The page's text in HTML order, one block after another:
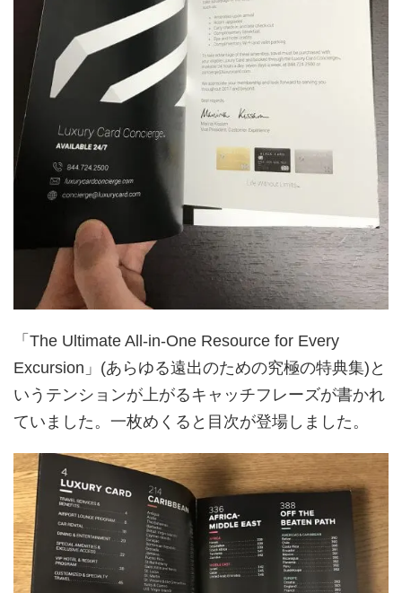
「The Ultimate All-in-One Resource for Every
Excursion」(あらゆる遠出のための究極の特典集)と
いうテンションが上がるキャッチフレーズが書かれ
ていました。一枚めくると目次が登場しました。